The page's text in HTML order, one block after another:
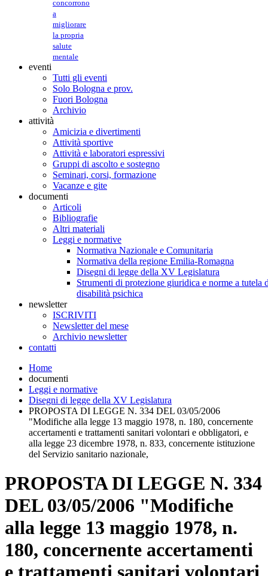
concorrono
a
migliorare
la propria
salute
mentale
eventi
Tutti gli eventi
Solo Bologna e prov.
Fuori Bologna
Archivio
attività
Amicizia e divertimenti
Attività sportive
Attività e laboratori espressivi
Gruppi di ascolto e sostegno
Seminari, corsi, formazione
Vacanze e gite
documenti
Articoli
Bibliografie
Altri materiali
Leggi e normative
Normativa Nazionale e Comunitaria
Normativa della regione Emilia-Romagna
Disegni di legge della XV Legislatura
Strumenti di protezione giuridica e norme a tutela
disabilità psichica
newsletter
ISCRIVITI
Newsletter del mese
Archivio newsletter
contatti
Home
documenti
Leggi e normative
Disegni di legge della XV Legislatura
PROPOSTA DI LEGGE N. 334 DEL 03/05/2006
"Modifiche alla legge 13 maggio 1978, n. 180, concernente
accertamenti e trattamenti sanitari volontari e obbligatori, e
alla legge 23 dicembre 1978, n. 833, concernente istituzione
del Servizio sanitario nazionale,
PROPOSTA DI LEGGE N. 334
DEL 03/05/2006 "Modifiche
alla legge 13 maggio 1978, n.
180, concernente accertamenti